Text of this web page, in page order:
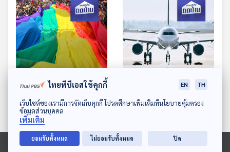
ดาวน์โหลด Thai PBS Podcast Application
EP. 457: โอกาสทางธุรกิจ
PINK ECONOMY จากกลุ่ม
LGBTQIAN+
เศรษฐกิจติดบ้าน
EP. 458: อุตสาหกรรมการ
บินในสภาวะโลกร้อน
ไทยพีบีเอสใช้คุกกี้ EN TH
เว็บไซต์ของเรามีการจัดเก็บคุกกี้ โปรดศึกษาเพิ่มเติมที่นโยบายคุ้มครอง
ข้อมูลส่วนบุคคล
เพิ่มเติม
ยอมรับทั้งหมด ไม่ยอมรับทั้งหมด ปิด